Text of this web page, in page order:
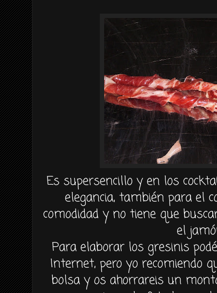
Es supersencillo y en los
elegancia, también para el
comodidad y no tiene que
el
Para elaborar los gresinis
Internet, pero yo recomiendo
bolsa y os ahorrareis un